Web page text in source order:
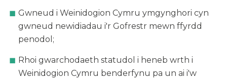
Gwneud i Weinidogion Cymru ymgynghori cyn
gwneud newidiadau i'r Gofrestr mewn ffyrdd
penodol;
Rhoi gwarchodaeth statudol i heneb wrth i
Weinidogion Cymru benderfynu pa un ai i'w